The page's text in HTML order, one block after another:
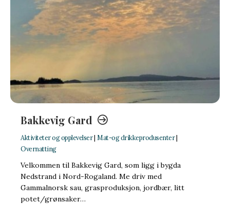
Bakkevig Gard
Aktiviteter og opplevelser| Mat-og drikkeprodusenter|
Overnatting
Velkommen til Bakkevig Gard, som ligg i bygda
Nedstrand i Nord-Rogaland. Me driv med
Gammalnorsk sau, grasproduksjon, jordbær, litt
potet/grønsaker…